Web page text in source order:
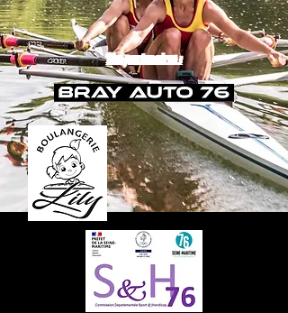
Nos partenaires :